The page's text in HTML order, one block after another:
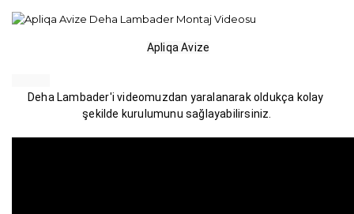
Apliqa Avize
Deha Lambader'i videomuzdan yaralanarak oldukça kolay
şekilde kurulumunu sağlayabilirsiniz.
Tekli Sarkıt